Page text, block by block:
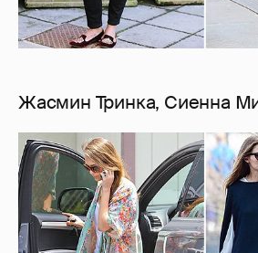
Жасмин Тринка, Сиенна